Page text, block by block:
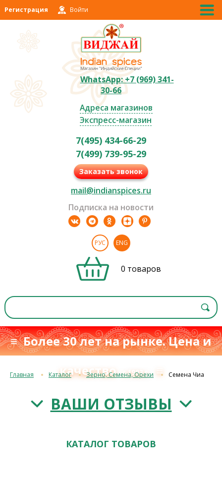
Регистрация Войти
WhatsApp: +7 (969) 341-
30-66
Адреса магазинов
Экспресс-магазин
7(495) 434-66-29
7(499) 739-95-29
Заказать звонок
mail@indianspices.ru
Подписка на новости
РУС ENG
0 товаров
≡ Более 30 лет на рынке. Цена и
качествос 1993 г.≡
Главная Каталог Зерно, Семена, Орехи Семена Чиа
ВАШИ ОТЗЫВЫ
КАТАЛОГ ТОВАРОВ